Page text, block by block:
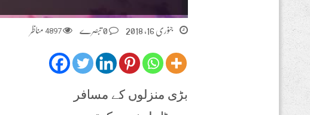
جنوری 16, 2018 0 تبصرے 4897 مناظر
بڑی منزلوں کے مسافر